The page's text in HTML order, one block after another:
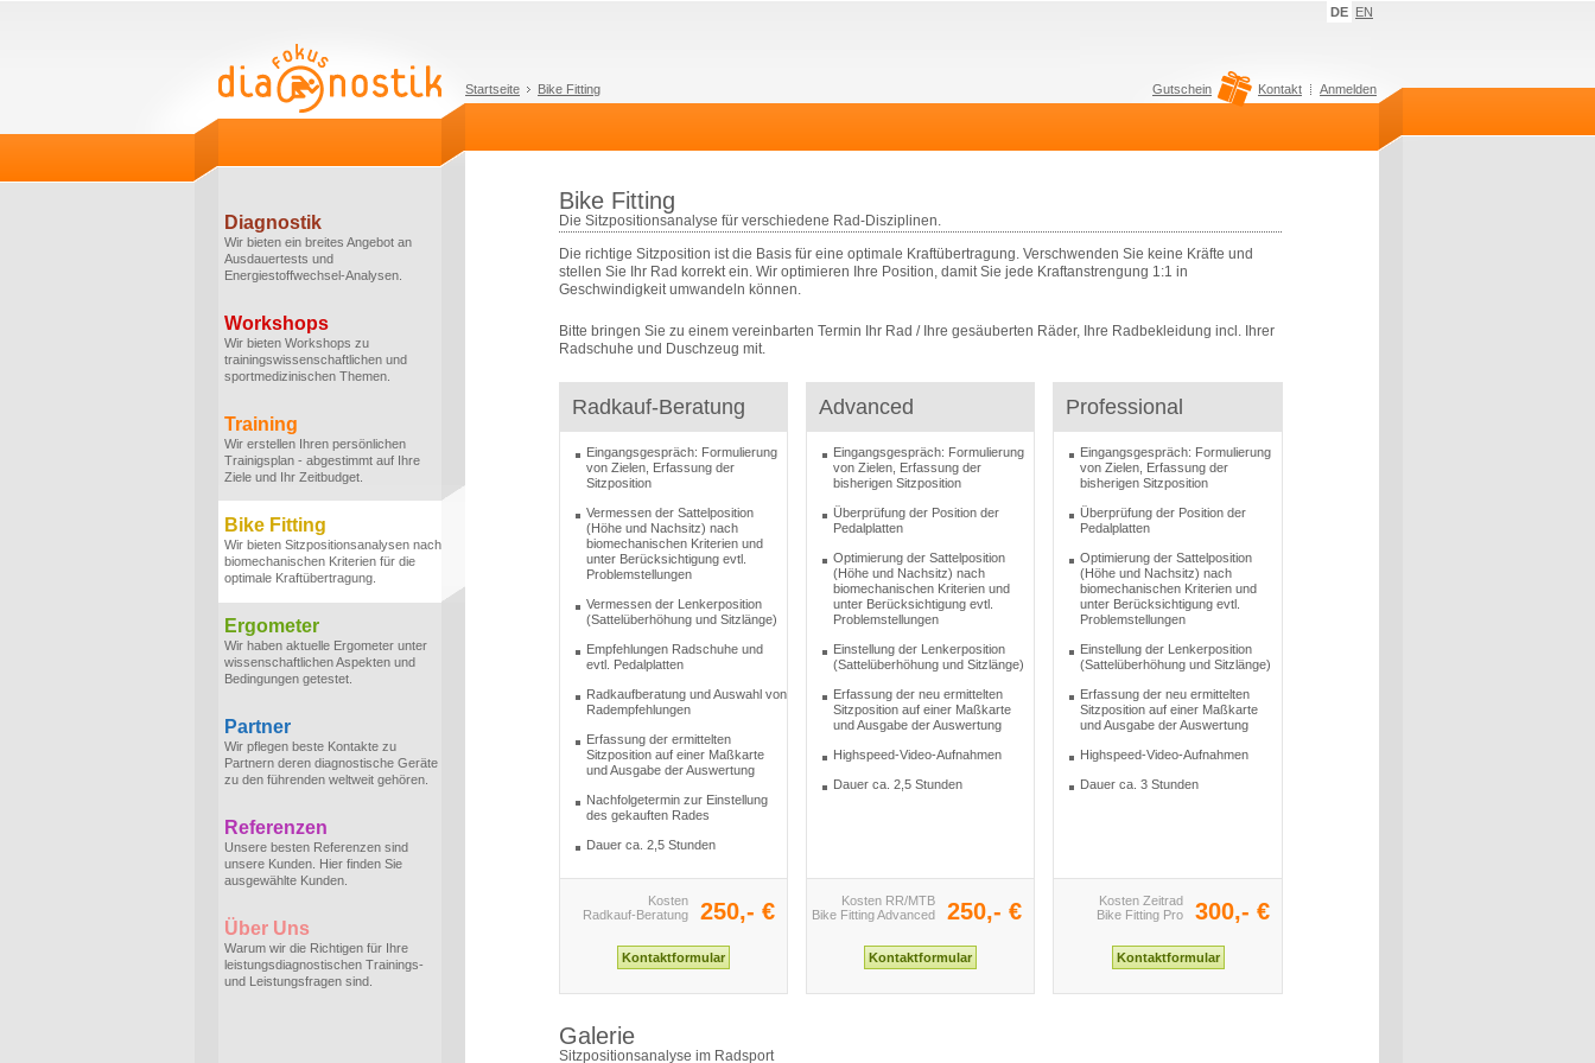
DE EN
Startseite Bike Fitting Gutschein Kontakt Anmelden
Diagnostik
Wir bieten ein breites Angebot an
Ausdauertests und
Energiestoffwechsel-Analysen.
Workshops
Wir bieten Workshops zu
trainingswissenschaftlichen und
sportmedizinischen Themen.
Training
Wir erstellen Ihren persönlichen
Trainigsplan - abgestimmt auf Ihre
Ziele und Ihr Zeitbudget.
Bike Fitting
Wir bieten Sitzpositionsanalysen nach
biomechanischen Kriterien für die
optimale Kraftübertragung.
Ergometer
Wir haben aktuelle Ergometer unter
wissenschaftlichen Aspekten und
Bedingungen getestet.
Partner
Wir pflegen beste Kontakte zu
Partnern deren diagnostische Geräte
zu den führenden weltweit gehören.
Referenzen
Unsere besten Referenzen sind
unsere Kunden. Hier finden Sie
ausgewählte Kunden.
Über Uns
Warum wir die Richtigen für Ihre
leistungsdiagnostischen Trainings-
und Leistungsfragen sind.
Bike Fitting
Die Sitzpositionsanalyse für verschiedene Rad-Disziplinen.
Die richtige Sitzposition ist die Basis für eine optimale Kraftübertragung. Verschwenden Sie keine Kräfte und
stellen Sie Ihr Rad korrekt ein. Wir optimieren Ihre Position, damit Sie jede Kraftanstrengung 1:1 in
Geschwindigkeit umwandeln können.
Bitte bringen Sie zu einem vereinbarten Termin Ihr Rad / Ihre gesäuberten Räder, Ihre Radbekleidung incl. Ihrer
Radschuhe und Duschzeug mit.
Radkauf-Beratung
Eingangsgespräch: Formulierung
von Zielen, Erfassung der
Sitzposition
Vermessen der Sattelposition
(Höhe und Nachsitz) nach
biomechanischen Kriterien und
unter Berücksichtigung evtl.
Problemstellungen
Vermessen der Lenkerposition
(Sattelüberhöhung und Sitzlänge)
Empfehlungen Radschuhe und
evtl. Pedalplatten
Radkaufberatung und Auswahl von
Radempfehlungen
Erfassung der ermittelten
Sitzposition auf einer Maßkarte
und Ausgabe der Auswertung
Nachfolgetermin zur Einstellung
des gekauften Rades
Dauer ca. 2,5 Stunden
Advanced
Eingangsgespräch: Formulierung
von Zielen, Erfassung der
bisherigen Sitzposition
Überprüfung der Position der
Pedalplatten
Optimierung der Sattelposition
(Höhe und Nachsitz) nach
biomechanischen Kriterien und
unter Berücksichtigung evtl.
Problemstellungen
Einstellung der Lenkerposition
(Sattelüberhöhung und Sitzlänge)
Erfassung der neu ermittelten
Sitzposition auf einer Maßkarte
und Ausgabe der Auswertung
Highspeed-Video-Aufnahmen
Dauer ca. 2,5 Stunden
Professional
Eingangsgespräch: Formulierung
von Zielen, Erfassung der
bisherigen Sitzposition
Überprüfung der Position der
Pedalplatten
Optimierung der Sattelposition
(Höhe und Nachsitz) nach
biomechanischen Kriterien und
unter Berücksichtigung evtl.
Problemstellungen
Einstellung der Lenkerposition
(Sattelüberhöhung und Sitzlänge)
Erfassung der neu ermittelten
Sitzposition auf einer Maßkarte
und Ausgabe der Auswertung
Highspeed-Video-Aufnahmen
Dauer ca. 3 Stunden
250,- €
Kosten
Radkauf-Beratung
250,- €
Kosten RR/MTB
Bike Fitting Advanced
300,- €
Kosten Zeitrad
Bike Fitting Pro
Galerie
Sitzpositionsanalyse im Radsport